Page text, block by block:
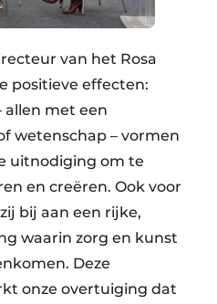
van het Rosa
positieve effecten:
allen met een
wetenschap – vormen
uitnodiging om te
en creëren. Ook voor
bij aan een rijke,
waarin zorg en kunst
Deze
onze overtuiging dat